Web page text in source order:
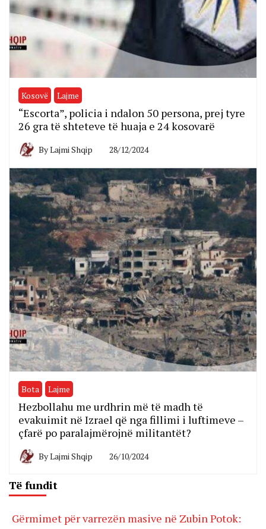
Kosovë Lajme
“Escorta”, policia i ndalon 50 persona, prej tyre
26 gra të shteteve të huaja e 24 kosovarë
ByLajmi Shqip 28/12/2024
Bota Lajme
Hezbollahu me urdhrin më të madh të
evakuimit në Izrael që nga fillimi i luftimeve –
çfarë po paralajmërojnë militantët?
ByLajmi Shqip 26/10/2024
Të fundit
Gërmimet për varrezën masive në Zubin Potok: